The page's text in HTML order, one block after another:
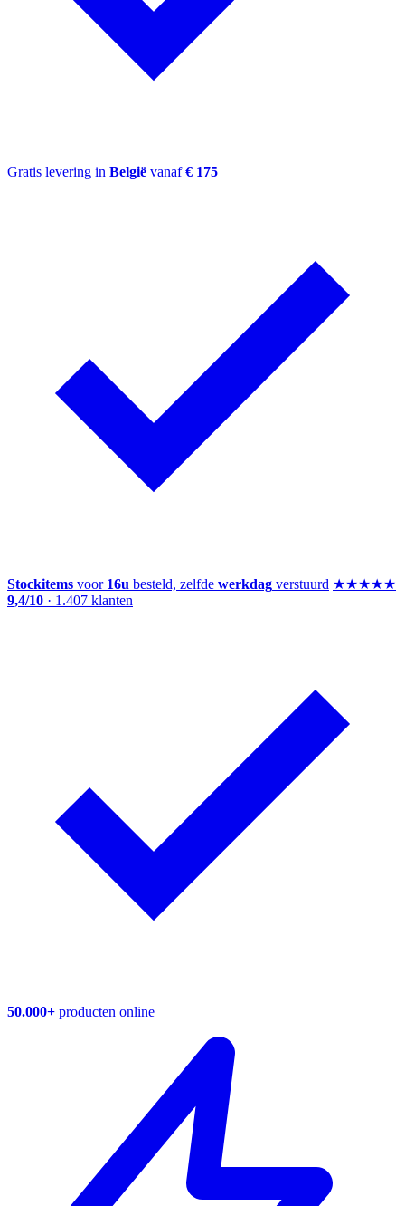
Gratis levering in België vanaf€ 175
Stockitems voor 16u besteld, zelfde werkdag verstuurd ★★★★★
9,4/10 · 1.407 klanten
50.000+ producten online